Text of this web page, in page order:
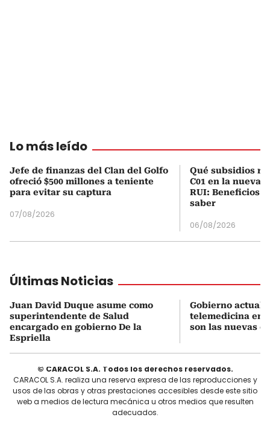
Lo más leído
Jefe de finanzas del Clan del Golfo
ofreció $500 millones a teniente
para evitar su captura
07/08/2026
Qué subsidios
C01 en la nueva
RUI: Beneficios
saber
06/08/2026
Últimas Noticias
Juan David Duque asume como
superintendente de Salud
encargado en gobierno De la
Espriella
Gobierno
telemedicina en
son las nuevas
© CARACOL S.A. Todos los derechos reservados.
CARACOL S.A. realiza una reserva expresa de las reproducciones y
usos de las obras y otras prestaciones accesibles desde este sitio
web a medios de lectura mecánica u otros medios que resulten
adecuados.